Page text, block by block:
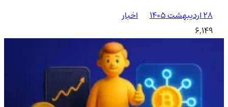
۲۸ اردیبهشت ۱۴۰۵
اخبار
6,149